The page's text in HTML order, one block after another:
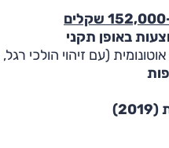
באופן תקני
(עם זיהוי הולכי